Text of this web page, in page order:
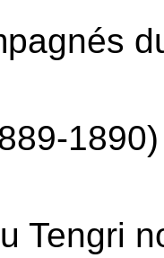
Tengri